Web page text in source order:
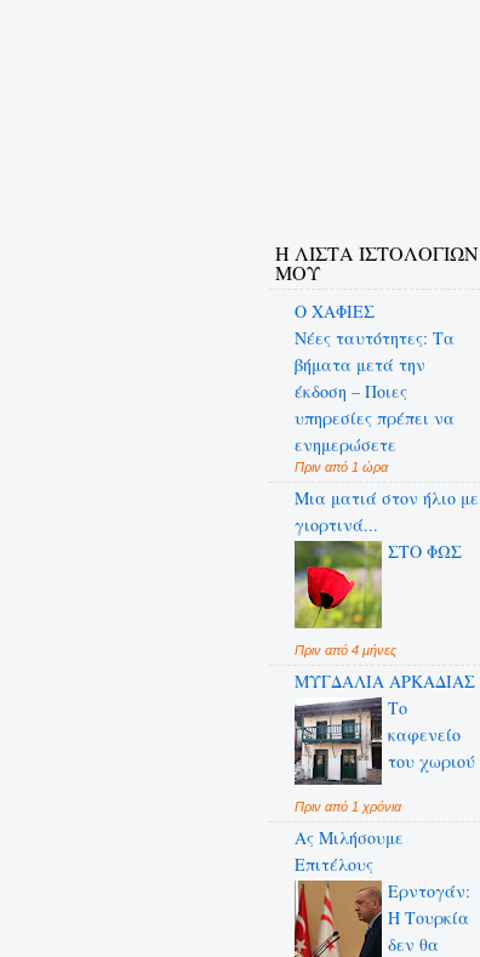
Η ΛΙΣΤΑ ΙΣΤΟΛΟΓΙΩΝ
ΜΟΥ
Ο ΧΑΦΙΕΣ
Νέες ταυτότητες: Τα
βήματα μετά την
έκδοση – Ποιες
υπηρεσίες πρέπει να
ενημερώσετε
Πριν από 1 ώρα
Μια ματιά στον ήλιο με
γιορτινά...
ΣΤΟ ΦΩΣ
Πριν από 4 μήνες
ΜΥΓΔΑΛΙΑ ΑΡΚΑΔΙΑΣ
Το
καφενείο
του χωριού
Πριν από 1 χρόνια
Ας Μιλήσουμε
Επιτέλους
Ερντογάν:
Η Τουρκία
δεν θα